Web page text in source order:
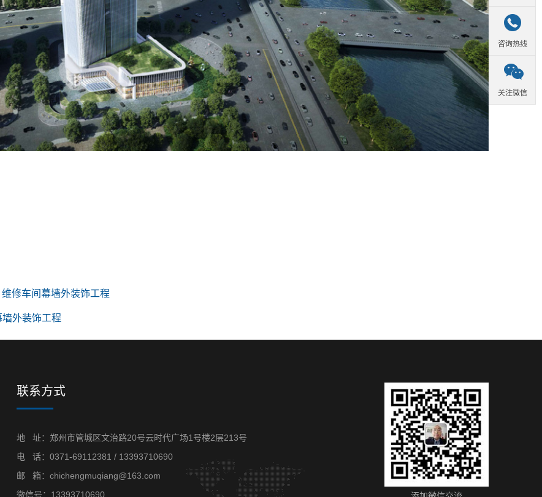
修车间幕墙外装饰工程
外装饰工程
联系方式
地 址：郑州市管城区文治路20号云时代广场1号楼2层213号
电 话： 0371-69112381 / 13393710690
邮 箱：chichengmuqiang@163.com
微信号：13393710690

咨询热线

关注微信